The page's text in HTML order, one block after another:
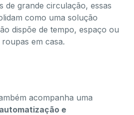
de grande circulação, essas
como uma solução
dispõe de tempo, espaço ou
em casa.
acompanha uma
automatização e